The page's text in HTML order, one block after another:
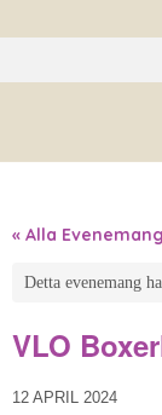
« Alla Evenemang
Detta evenemang
VLO
12 APRIL 2024